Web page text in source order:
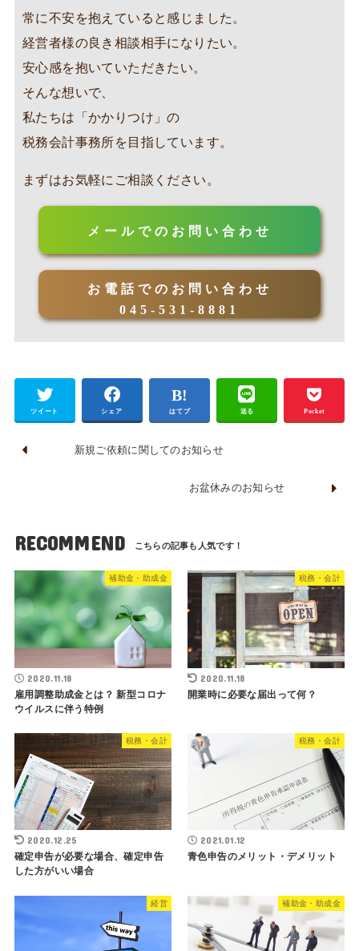
常に不安を抱えていると感じました。
経営者様の良き相談相手になりたい。
安心感を抱いていただきたい。
そんな想いで、
私たちは「かかりつけ」の
税務会計事務所を目指しています。
まずはお気軽にご相談ください。
メールでのお問い合わせ
お電話でのお問い合わせ
045-531-8881
ツイート シェア はてブ 送る Pocket
新規ご依頼に関してのお知らせ
お盆休みのお知らせ
RECOMMEND
補助金・助成金
2020.11.18
雇用調整助成金とは？ 新型コロナ
ウイルスに伴う特例
税務・会計
2020.11.18
開業時に必要な届出って何？
税務・会計
2020.12.25
確定申告が必要な場合、確定申告
した方がいい場合
税務・会計
2021.01.12
青色申告のメリット・デメリット
経営 補助金・助成金